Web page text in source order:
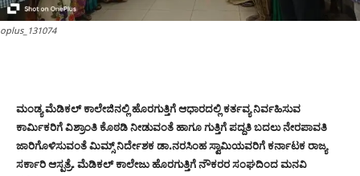
oplus_131074
ಮಂಡ್ಯ ಮೆಡಿಕಲ್ ಕಾಲೇಜಿನಲ್ಲಿ ಹೊರಗುತ್ತಿಗೆ ಆಧಾರದಲ್ಲಿ ಕರ್ತವ್ಯ ನಿರ್ವಹಿಸುವ
ಕಾರ್ಮಿಕರಿಗೆ ವಿಶ್ರಾಂತಿ ಕೊಠಡಿ ನೀಡುವಂತೆ ಹಾಗೂ ಗುತ್ತಿಗೆ ಪದ್ದತಿ ಬದಲು ನೇರಪಾವತಿ
ಜಾರಿಗೊಳಿಸುವಂತೆ ಮಿಮ್ಸ್ ನಿರ್ದೇಶಕ ಡಾ.ನರಸಿಂಹ ಸ್ವಾಮಿಯವರಿಗೆ ಕರ್ನಾಟಕ ರಾಜ್ಯ
ಸರ್ಕಾರಿ ಆಸ್ಪತ್ರೆ. ಮೆಡಿಕಲ್ ಕಾಲೇಜು ಹೊರಗುತ್ತಿಗೆ ನೌಕರರ ಸಂಘದಿಂದ ಮನವಿ